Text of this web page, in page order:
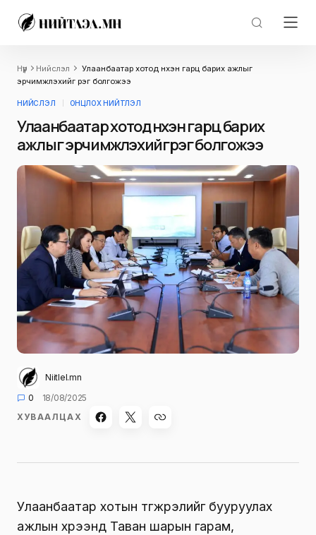
Нүүр Нийслэл
Улаанбаатар хотод нүхэн гарц барих ажлыг
эрчимжүүлэхийг үүрэг болгожээ
НИЙСЛЭЛ ОНЦЛОХ НИЙТЛЭЛ
Улаанбаатар хотод нүхэн гарц барих
ажлыг эрчимжүүлэхийг үүрэг болгожээ
Niitlel.mn
0
18/08/2025
ХУВААЛЦАХ
Улаанбаатар хотын түгжрэлийг бууруулах
ажлын хүрээнд Таван шарын гарам,